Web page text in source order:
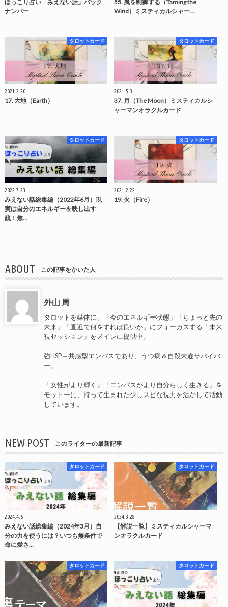
ほっこり占い「みえない話」バック
ナンバー
55. 風を制御する（Taming the
Wind）ミスティカルシャー…
タロットカード
2021.2.20
17. 大地（Earth）
タロットカード
2021.5.3
37. 月（The Moon）ミスティカルシ
ャーマンオラクルカード
タロットカード
2022.7.23
みえない話総集編（2022年6月）現
実は自分のエネルギーを映し出す
鏡！焦…
タロットカード
2021.2.22
19. 火（Fire）
ABOUT この記事をかいた人
外山 周
タロットを媒体に、「今のエネルギー状態」「ちょっと先の
未来」「直近で何をすれば良いか」にフォーカスする「未来
視セッション」をメインに提供中。
強HSP＋共感型エンパスであり、うつ病＆自殺未遂サバイバ
ー。
「女性がより輝く」「エンパスがより自分らしく生きる」を
モットーに、持って生まれた少しスピな視力を活かして活動
しています。
NEW POST このライターの最新記事
タロットカード
2024.4.6
みえない話総集編（2024年3月）自
分の力を使うには？いつも無条件で
命に愛さ…
タロットカード
2024.3.28
【解説一覧】ミスティカルシャーマ
ンオラクルカード
タロットカード タロットカード